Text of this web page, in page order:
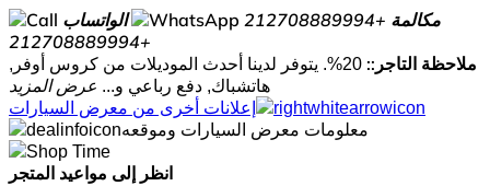
مكالمة +212708889994
الواتساب
+212708889994
ملاحظة التاجر::
20%. يتوفر لدينا أحدث الموديلات من كروس أوفر,
هاتشباك, دفع رباعي و... عرض المزيد
إعلانات أخرى من معرض السيارات
معلومات معرض السيارات وموقعه
انظر إلى مواعيد المتجر